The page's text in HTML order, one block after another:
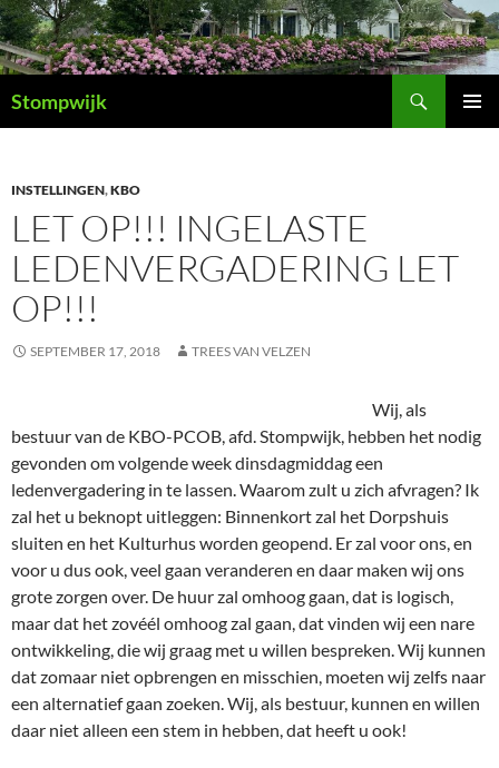
Ga
naar
de
inhoud
Stompwijk
INSTELLINGEN,KBO
LET OP!!! INGELASTE
LEDENVERGADERING LET
OP!!!
SEPTEMBER 17, 2018 TREES VAN VELZEN
Wij, als
bestuur van de KBO-PCOB, afd. Stompwijk, hebben het nodig
gevonden om volgende week dinsdagmiddag een
ledenvergadering in te lassen. Waarom zult u zich afvragen? Ik
zal het u beknopt uitleggen: Binnenkort zal het Dorpshuis
sluiten en het Kulturhus worden geopend. Er zal voor ons, en
voor u dus ook, veel gaan veranderen en daar maken wij ons
grote zorgen over. De huur zal omhoog gaan, dat is logisch,
maar dat het zovéél omhoog zal gaan, dat vinden wij een nare
ontwikkeling, die wij graag met u willen bespreken. Wij kunnen
dat zomaar niet opbrengen en misschien, moeten wij zelfs naar
een alternatief gaan zoeken. Wij, als bestuur, kunnen en willen
daar niet alleen een stem in hebben, dat heeft u ook!